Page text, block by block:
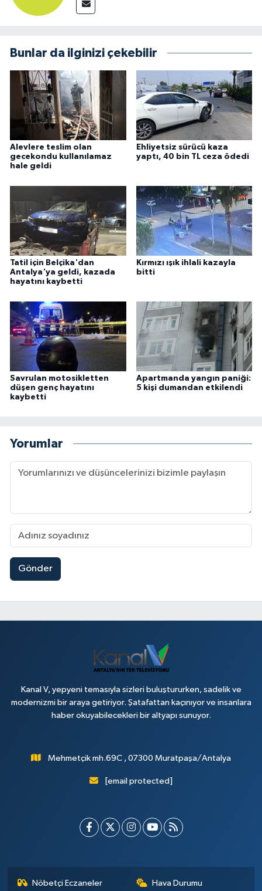
Bunlar da ilginizi çekebilir
Alevlere teslim olan
gecekondu kullanılamaz
hale geldi
Ehliyetsiz sürücü kaza
yaptı, 40 bin TL ceza ödedi
Tatil için Belçika'dan
Antalya'ya geldi, kazada
hayatını kaybetti
Kırmızı ışık ihlali kazayla
bitti
Savrulan motosikletten
düşen genç hayatını
kaybetti
Apartmanda yangın paniği:
5 kişi dumandan etkilendi
Yorumlar
Gönder
Kanal V, yepyeni temasıyla sizleri buluştururken, sadelik ve
modernizmi bir araya getiriyor. Şatafattan kaçınıyor ve insanlara
haber okuyabilecekleri bir altyapı sunuyor.
Mehmetçik mh.69C , 07300 Muratpaşa/Antalya
[email protected]
Nöbetçi Eczaneler Hava Durumu